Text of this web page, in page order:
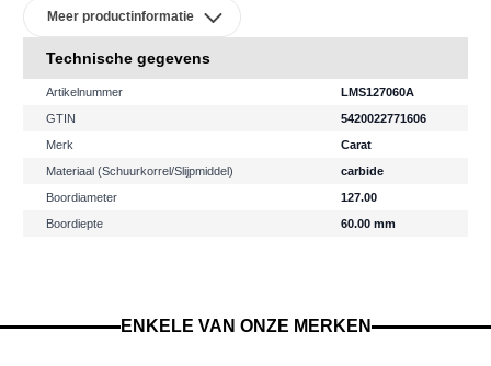
Variant op bi-metaal gatzagen dat verschillende voordelen
biedt:
Tanden worden langs 4 zijden vol automatisch geslepen na
plaatsing op de gatzaag voor de hoogste nauwkeurigheid.
Gaat tot 3 keer zo snel door hout en zelfs tot 5 keer zo snel
door staal.
Zeer hoog rendement, tot 10 keer langer in hout en 50 keer
zolang in staal.
Kern makkelijk te verwijderen.
Meer productinformatie
Technische gegevens
Artikelnummer
LMS127060A
GTIN
5420022771606
Merk
Carat
Materiaal (schuurkorrel/slijpmiddel)
carbide
Boordiameter
127.00
Boordiepte
60.00 mm
ENKELE VAN ONZE MERKEN